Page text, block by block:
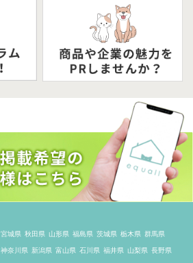
宮城県 秋田県 山形県 福島県 茨城県 栃木県 群馬県
神奈川県 新潟県 富山県 石川県 福井県 山梨県 長野県